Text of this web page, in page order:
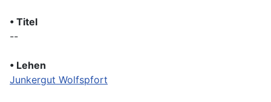
• Titel
--
• Lehen
Junkergut Wolfspfort